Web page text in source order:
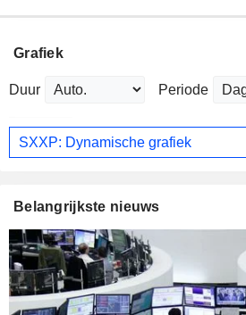
Grafiek
Duur Periode
SXXP: Dynamische grafiek
Belangrijkste nieuws